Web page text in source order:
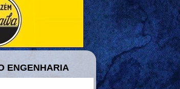
ENGENHARIA